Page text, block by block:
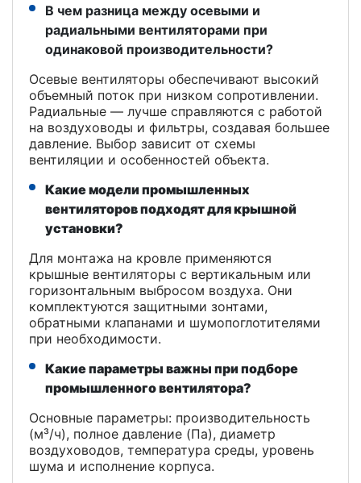
В чем разница между осевыми и
радиальными вентиляторами при
одинаковой производительности?
Осевые вентиляторы обеспечивают высокий
объемный поток при низком сопротивлении.
Радиальные — лучше справляются с работой
на воздуховоды и фильтры, создавая большее
давление. Выбор зависит от схемы
вентиляции и особенностей объекта.
Какие модели промышленных
вентиляторов подходят для крышной
установки?
Для монтажа на кровле применяются
крышные вентиляторы с вертикальным или
горизонтальным выбросом воздуха. Они
комплектуются защитными зонтами,
обратными клапанами и шумопоглотителями
при необходимости.
Какие параметры важны при подборе
промышленного вентилятора?
Основные параметры: производительность
(м³/ч), полное давление (Па), диаметр
воздуховодов, температура среды, уровень
шума и исполнение корпуса.